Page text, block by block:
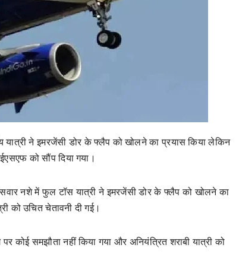
यात्री ने इमरजेंसी डोर के फ्लैप को खोलने का प्रयास किया लेकिन
को सौंप दिया गया।
नशे में फुल टॉस यात्री ने इमरजेंसी डोर के फ्लैप को खोलने का
को उचित चेतावनी दी गई।
कोई समझौता नहीं किया गया और अनियंत्रित शराबी यात्री को